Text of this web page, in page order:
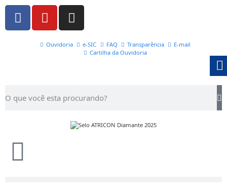
Ouvidoria e-SIC FAQ Transparência
E-mail
Cartilha da Ouvidoria